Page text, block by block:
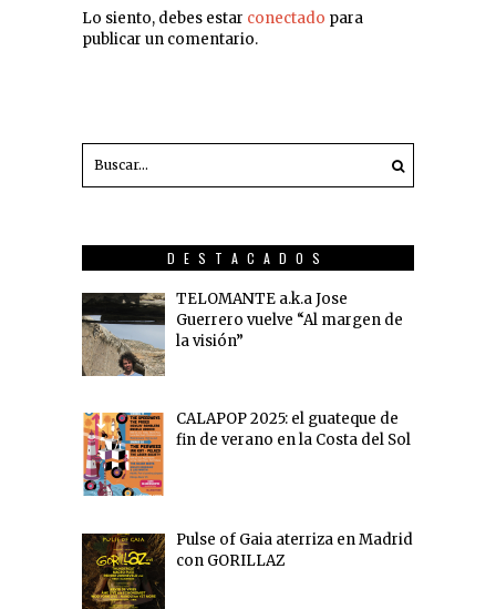
Lo siento, debes estar conectado para
publicar un comentario.
DESTACADOS
TELOMANTE a.k.a Jose
Guerrero vuelve “Al margen de
la visión”
CALAPOP 2025: el guateque de
fin de verano en la Costa del Sol
Pulse of Gaia aterriza en Madrid
con GORILLAZ